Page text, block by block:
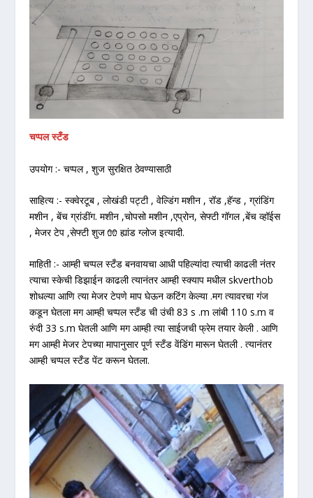
चप्पल स्टँड
उपयोग :- चप्पल , शुज सुरक्षित ठेवण्यासाठी
साहित्य :- स्क्वेरटूब , लोखंडी पट्टी , वेल्डिंग मशीन , रॉड ,हॅन्ड , ग्रांडिंग
मशीन , बेंच ग्रांडींग. मशीन ,चोपसो मशीन ,एप्रोन, सेफ्टी गॉगल ,बेंच व्हॉईस
, मेजर टेप ,सेफ्टी शुज 🧤 ह्यांड ग्लोज इत्यादी.
माहिती :- आम्ही चप्पल स्टँड बनवायचा आधी पहिल्यांदा त्याची काढली नंतर
त्याचा स्केची डिझाईन काढली त्यानंतर आम्ही स्क्याप मधील skverthob
शोधल्या आणि त्या मेजर टेपणे माप घेऊन कटिंग केल्या .मग त्यावरचा गंज
कडून घेतला मग आम्ही चप्पल स्टँड ची उंची 83 s .m लांबी 110 s.m व
रुंदी 33 s.m घेतली आणि मग आम्ही त्या साईजची फ्रेम तयार केली . आणि
मग आम्ही मेजर टेपच्या मापानुसार पूर्ण स्टँड वेंडिंग मारून घेतली . त्यानंतर
आम्ही चप्पल स्टँड पेंट करून घेतला.